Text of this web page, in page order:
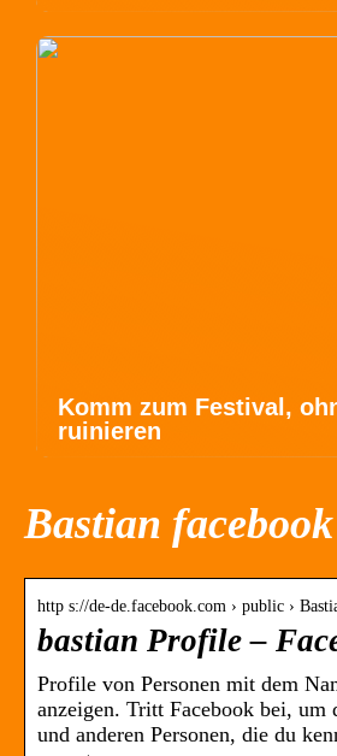
Komm zum Festival,
ruinieren
Bastian facebook
http s://de-de.facebook.com › public ›
bastian Profile –
Profile von Personen mit dem
anzeigen. Tritt Facebook bei, um
und anderen Personen, die du